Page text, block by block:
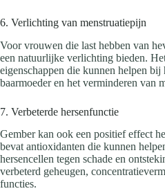
6. Verlichting van menstruatiepijn
Voor vrouwen die last hebben van
een natuurlijke verlichting bieden.
eigenschappen die kunnen helpen bij
baarmoeder en het verminderen van
7. Verbeterde hersenfunctie
Gember kan ook een positief effect
bevat antioxidanten die kunnen
hersencellen tegen schade en
verbeterd geheugen,
functies.